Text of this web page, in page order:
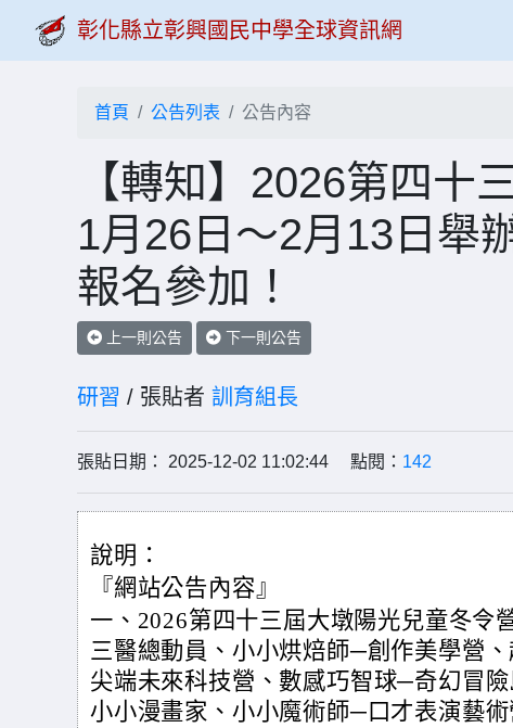
彰化縣立彰興國民中學全球資訊網
首頁 公告列表 公告內容
【轉知】2026第四十
1月26日～2月13日舉
報名參加！
上一則公告 下一則公告
研習 / 張貼者 訓育組長
張貼日期： 2025-12-02 11:02:44 點閱： 142
說明：
『網站公告內容』
一、2026第四十三屆大墩陽光兒童冬令
三醫總動員、小小烘焙師─創作美學營
尖端未來科技營、數感巧智球─奇幻冒
小小漫畫家、小小魔術師─口才表演藝